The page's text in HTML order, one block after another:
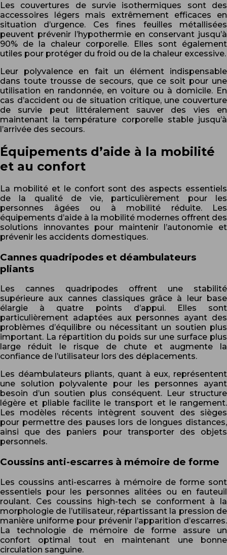
Les couvertures de survie isothermiques sont des
accessoires légers mais extrêmement efficaces en
situation d’urgence. Ces fines feuilles métallisées
peuvent prévenir l’hypothermie en conservant jusqu’à
90% de la chaleur corporelle. Elles sont également
utiles pour protéger du froid ou de la chaleur excessive.
Leur polyvalence en fait un élément indispensable
dans toute trousse de secours, que ce soit pour une
utilisation en randonnée, en voiture ou à domicile. En
cas d’accident ou de situation critique, une couverture
de survie peut littéralement sauver des vies en
maintenant la température corporelle stable jusqu’à
l’arrivée des secours.
Équipements d’aide à la mobilité
et au confort
La mobilité et le confort sont des aspects essentiels
de la qualité de vie, particulièrement pour les
personnes âgées ou à mobilité réduite. Les
équipements d’aide à la mobilité modernes offrent des
solutions innovantes pour maintenir l’autonomie et
prévenir les accidents domestiques.
Cannes quadripodes et déambulateurs
pliants
Les cannes quadripodes offrent une stabilité
supérieure aux cannes classiques grâce à leur base
élargie à quatre points d’appui. Elles sont
particulièrement adaptées aux personnes ayant des
problèmes d’équilibre ou nécessitant un soutien plus
important. La répartition du poids sur une surface plus
large réduit le risque de chute et augmente la
confiance de l’utilisateur lors des déplacements.
Les déambulateurs pliants, quant à eux, représentent
une solution polyvalente pour les personnes ayant
besoin d’un soutien plus conséquent. Leur structure
légère et pliable facilite le transport et le rangement.
Les modèles récents intègrent souvent des sièges
pour permettre des pauses lors de longues distances,
ainsi que des paniers pour transporter des objets
personnels.
Coussins anti-escarres à mémoire de forme
Les coussins anti-escarres à mémoire de forme sont
essentiels pour les personnes alitées ou en fauteuil
roulant. Ces coussins high-tech se conforment à la
morphologie de l’utilisateur, répartissant la pression de
manière uniforme pour prévenir l’apparition d’escarres.
La technologie de mémoire de forme assure un
confort optimal tout en maintenant une bonne
circulation sanguine.